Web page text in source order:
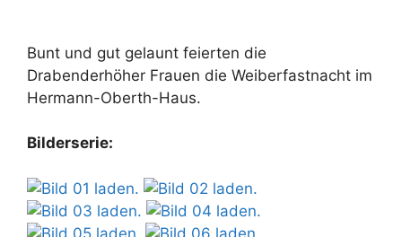
Bunt und gut gelaunt feierten die
Drabenderhöher Frauen die Weiberfastnacht im
Hermann-Oberth-Haus.
Bilderserie: